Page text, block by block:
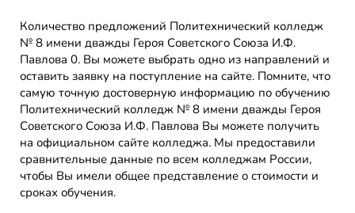
Количество предложений Политехнический колледж
№ 8 имени дважды Героя Советского Союза И.Ф.
Павлова 0. Вы можете выбрать одно из направлений и
оставить заявку на поступление на сайте. Помните, что
самую точную достоверную информацию по обучению
Политехнический колледж № 8 имени дважды Героя
Советского Союза И.Ф. Павлова Вы можете получить
на официальном сайте колледжа. Мы предоставили
сравнительные данные по всем колледжам России,
чтобы Вы имели общее представление о стоимости и
сроках обучения.